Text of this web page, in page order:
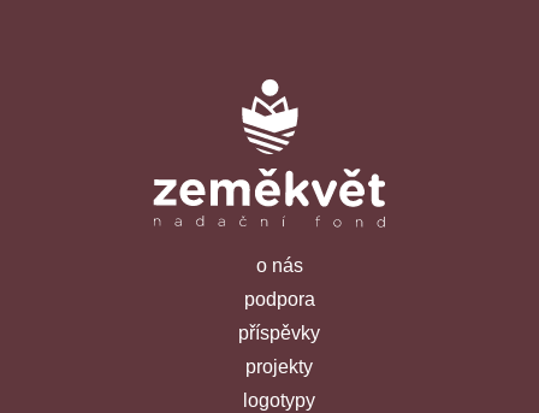
o nás
podpora
příspěvky
projekty
logotypy